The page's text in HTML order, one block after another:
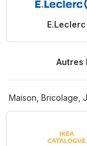
E.Leclerc
Autres
Maison, Bricolage,